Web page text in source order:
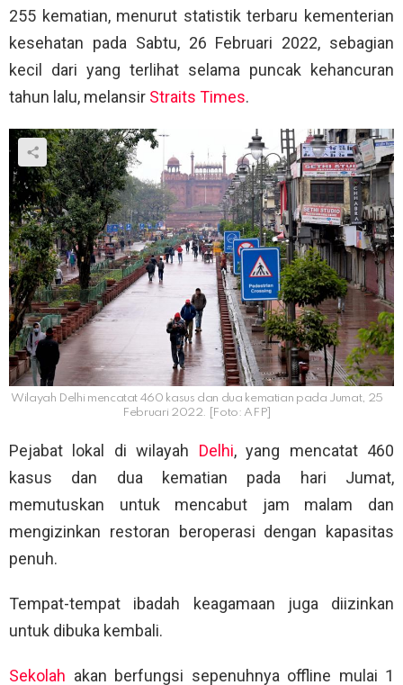
255 kematian, menurut statistik terbaru kementerian
kesehatan pada Sabtu, 26 Februari 2022, sebagian
kecil dari yang terlihat selama puncak kehancuran
tahun lalu, melansir Straits Times.
Wilayah Delhi mencatat 460 kasus dan dua kematian pada Jumat, 25
Februari 2022. [Foto: AFP]
Pejabat lokal di wilayah Delhi, yang mencatat 460
kasus dan dua kematian pada hari Jumat,
memutuskan untuk mencabut jam malam dan
mengizinkan restoran beroperasi dengan kapasitas
penuh.
Tempat-tempat ibadah keagamaan juga diizinkan
untuk dibuka kembali.
Sekolah akan berfungsi sepenuhnya offline mulai 1